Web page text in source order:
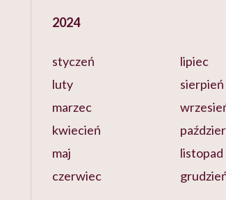
2024
styczeń
luty
marzec
kwiecień
maj
czerwiec
lipiec
sierpień
listopad